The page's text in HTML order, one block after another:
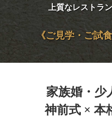
上質なレストラ
《ご見学・ご試
家族婚・少
神前式 × 本